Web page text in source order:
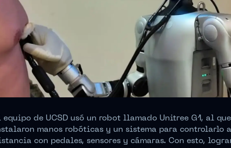
equipo de UCSD usó un robot llamado Unitree G1, al
manos robóticas y un sistema para controlarlo a
con pedales, sensores y cámaras. Con esto,